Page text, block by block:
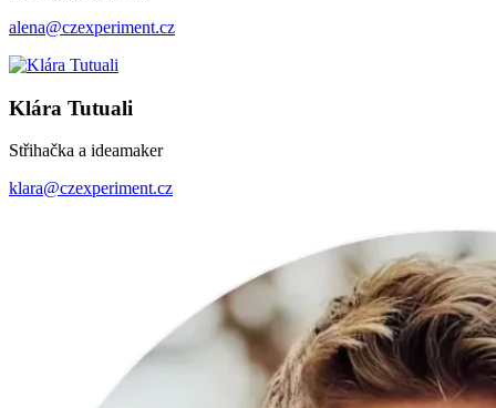
alena@czexperiment.cz
Klára Tutuali
Střihačka a ideamaker
klara@czexperiment.cz